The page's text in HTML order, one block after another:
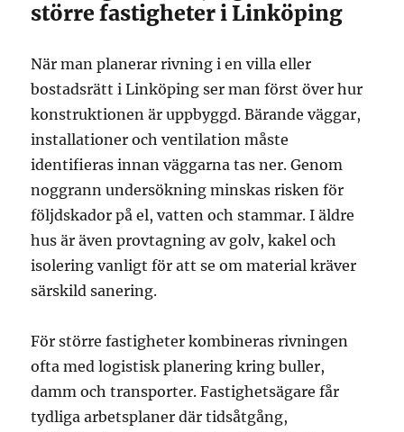
större fastigheter i Linköping
När man planerar rivning i en villa eller
bostadsrätt i Linköping ser man först över hur
konstruktionen är uppbyggd. Bärande väggar,
installationer och ventilation måste
identifieras innan väggarna tas ner. Genom
noggrann undersökning minskas risken för
följdskador på el, vatten och stammar. I äldre
hus är även provtagning av golv, kakel och
isolering vanligt för att se om material kräver
särskild sanering.
För större fastigheter kombineras rivningen
ofta med logistisk planering kring buller,
damm och transporter. Fastighetsägare får
tydliga arbetsplaner där tidsåtgång,